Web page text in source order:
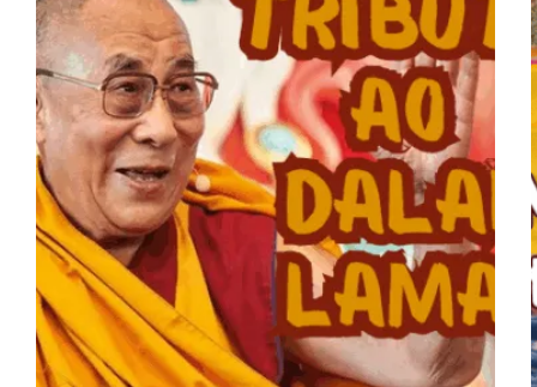
Maganhini,
instrutora
de
Lu
Jong
e
Sound
Healing
–
Podcast
–